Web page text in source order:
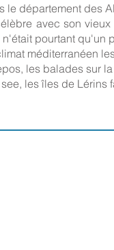
le département des
avec son
pourtant qu'un
méditerranéen
les balades sur
les îles de